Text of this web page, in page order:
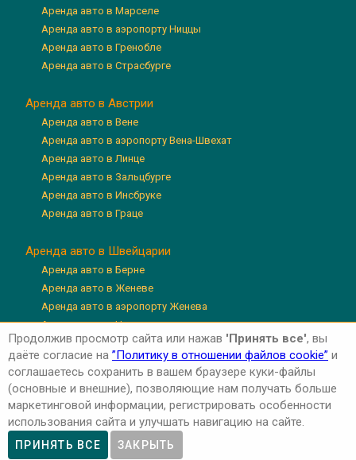
Аренда авто в Марселе
Аренда авто в аэропорту Ниццы
Аренда авто в Гренобле
Аренда авто в Страсбурге
Аренда авто в Австрии
Аренда авто в Вене
Аренда авто в аэропорту Вена-Швехат
Аренда авто в Линце
Аренда авто в Зальцбурге
Аренда авто в Инсбруке
Аренда авто в Граце
Аренда авто в Швейцарии
Аренда авто в Берне
Аренда авто в Женеве
Аренда авто в аэропорту Женева
Аренда авто в Цюрихе
Аренда авто в аэропорту Цюрих
Аренда авто в Люцерне
Авторские права © 2026 'Авто-Аренда'
Privacy Policy
Продолжив просмотр сайта или нажав 'Принять все', вы
даёте согласие на ”Политику в отношении файлов cookie” и
соглашаетесь сохранить в вашем браузере куки-файлы
(основные и внешние), позволяющие нам получать больше
маркетинговой информации, регистрировать особенности
использования сайта и улучшать навигацию на сайте.
ПРИНЯТЬ ВСЕ ЗАКРЫТЬ